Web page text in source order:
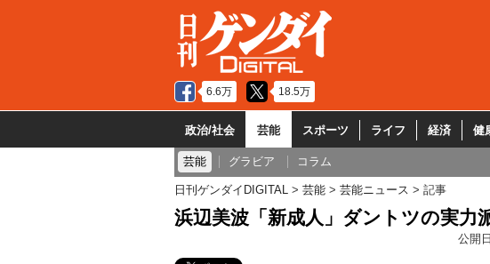
6.6万 18.5万
政治/社会 芸能 スポーツ ライフ 経済 健
芸能 グラビア コラム
日刊ゲンダイDIGITAL 芸能 芸能ニュース 記事
浜辺美波「新成人」ダントツの実力
公開